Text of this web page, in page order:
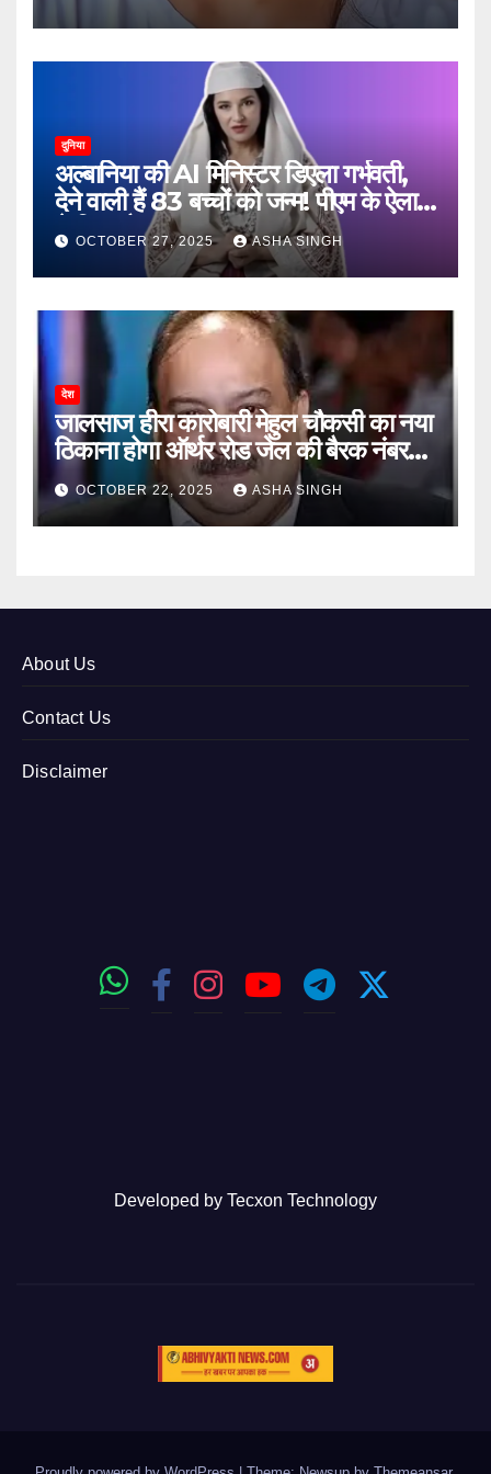
दुनिया
अल्बानिया की AI मिनिस्‍टर डिएला गर्भवती,
देने वाली हैं 83 बच्चों को जन्‍म! पीएम के ऐलान
ने किया हैरान
OCTOBER 27, 2025 ASHA SINGH
देश
जालसाज हीरा कारोबारी मेहुल चौकसी का नया
ठिकाना होगा ऑर्थर रोड जेल की बैरक नंबर
12OCTOBER 22, 2025 ASHA SINGH
About Us
Contact Us
Disclaimer
Developed by Tecxon Technology